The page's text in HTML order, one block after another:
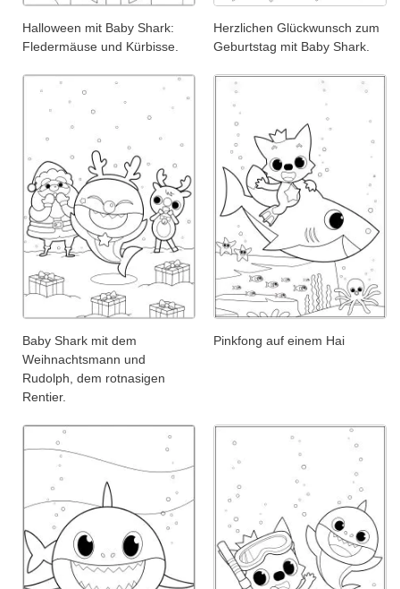
Halloween mit Baby Shark:
Fledermäuse und Kürbisse.
Herzlichen Glückwunsch zum
Geburtstag mit Baby Shark.
Baby Shark mit dem
Weihnachtsmann und
Rudolph, dem rotnasigen
Rentier.
Pinkfong auf einem Hai